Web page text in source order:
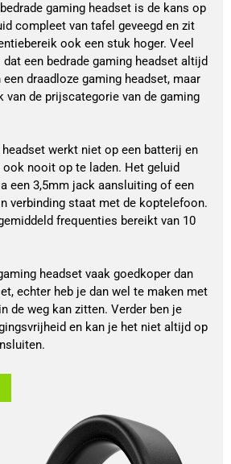
gaming headset is de kans op
compleet van tafel geveegd en zit
ook een stuk hoger. Veel
een bedrade gaming headset altijd
draadloze gaming headset, maar
van de prijscategorie van de gaming
headset werkt niet op een batterij en
nooit op te laden. Het geluid
een 3,5mm jack aansluiting of een
verbinding staat met de koptelefoon.
frequenties bereikt van 10
headset vaak goedkoper dan
echter heb je dan wel te maken met
de weg kan zitten. Verder ben je
en kan je het niet altijd op